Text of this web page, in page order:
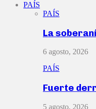
PAÍS
PAÍS
La
6 agosto, 2026
PAÍS
Fuerte
5 agosto, 2026